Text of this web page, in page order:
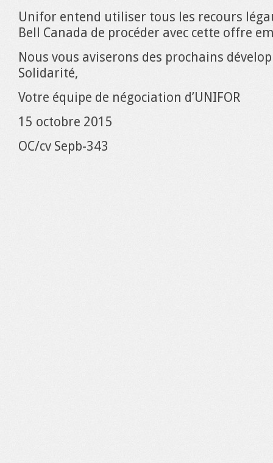
Unifor entend utiliser tous les recours
Bell Canada de procéder avec cette offre
Nous vous aviserons des prochains
Solidarité,
Votre équipe de négociation d’UNIFOR
15 octobre 2015
OC/cv Sepb-343